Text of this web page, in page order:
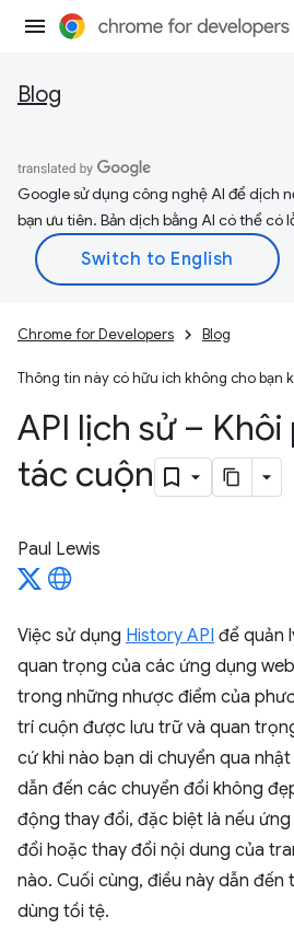
Blog
Google sử dụng công nghệ AI để dịch
bạn ưu tiên. Bản dịch bằng AI có thể có
Chrome for Developers Blog
Thông tin này có hữu ích không cho bạn
API lịch sử –
tác cuộn
Paul Lewis
Việc sử dụng History API để quản
quan trọng của các ứng dụng
trong những nhược điểm của
trí cuộn được lưu trữ và quan
cứ khi nào bạn di chuyển qua
dẫn đến các chuyển đổi không
động thay đổi, đặc biệt là nếu
đổi hoặc thay đổi nội dung của
nào. Cuối cùng, điều này dẫn đến
dùng tồi tệ.